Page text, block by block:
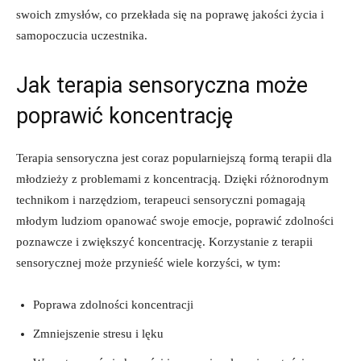
swoich zmysłów, ‍co przekłada się na ‌poprawę ‍jakości życia i
samopoczucia uczestnika.
Jak terapia ‍sensoryczna ⁢może
poprawić⁤ koncentrację
Terapia​ sensoryczna jest ⁢coraz popularniejszą⁤ formą​ terapii dla‌
młodzieży z problemami z koncentracją. Dzięki ‍różnorodnym
technikom i narzędziom, terapeuci sensoryczni pomagają
młodym ​ludziom opanować‌ swoje ‌emocje, poprawić zdolności
poznawcze i​ zwiększyć koncentrację.⁣ Korzystanie z terapii
sensorycznej może przynieść wiele korzyści, w tym:
Poprawa zdolności ​koncentracji
Zmniejszenie​ stresu i lęku